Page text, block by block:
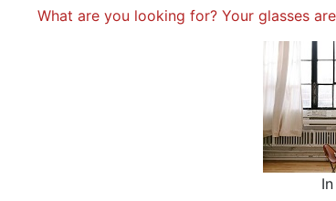
What are you looking for? Your glasses